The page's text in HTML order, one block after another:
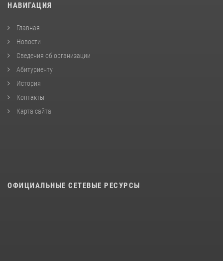
НАВИГАЦИЯ
Главная
Новости
Сведения об организации
Абитуриенту
История
Контакты
Карта сайта
ОФИЦИАЛЬНЫЕ СЕТЕВЫЕ РЕСУРСЫ